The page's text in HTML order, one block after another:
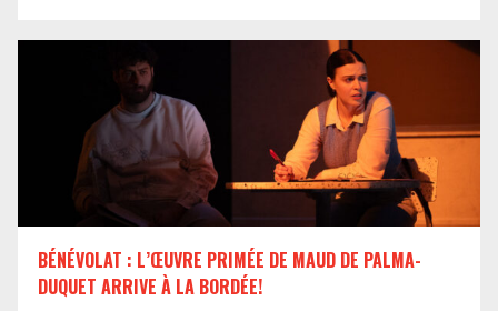
BÉNÉVOLAT : L’ŒUVRE PRIMÉE DE MAUD DE PALMA-
DUQUET ARRIVE À LA BORDÉE!